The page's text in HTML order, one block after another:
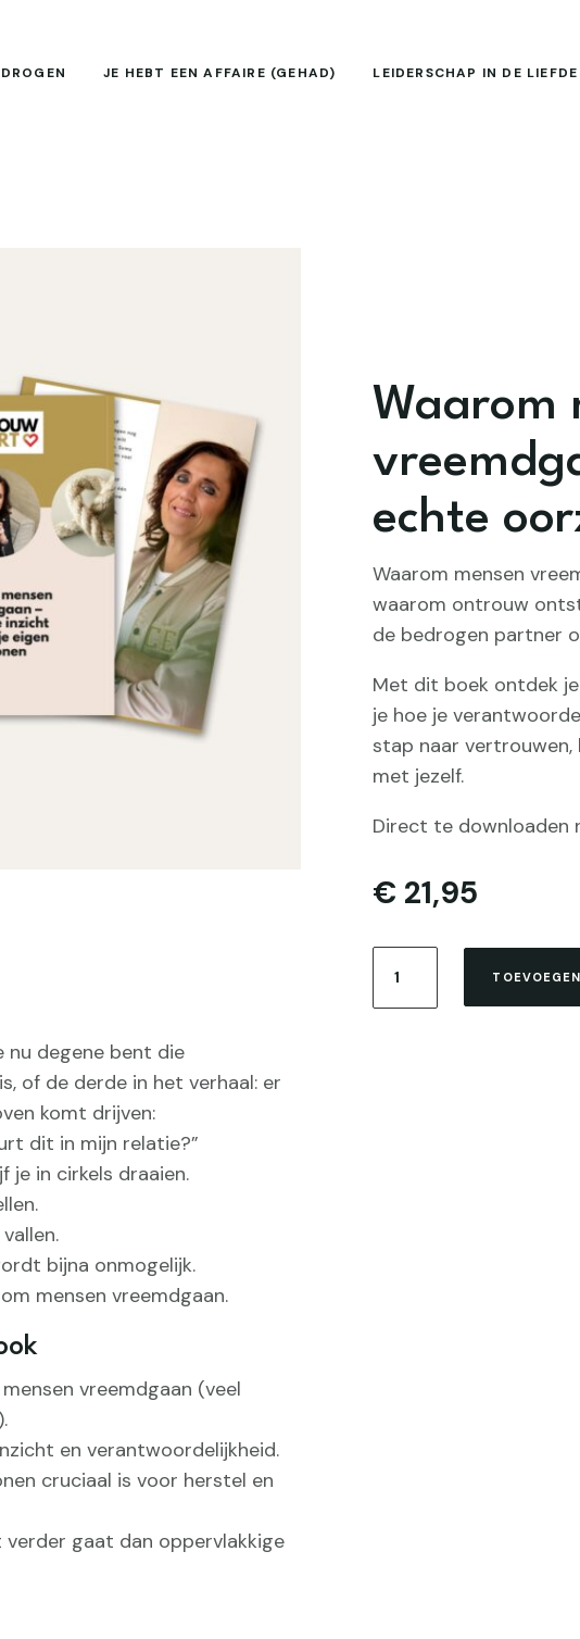
JE HEBT EEN AFFAIRE (GEHAD) LEIDERSCHAP IN DE LIEFDE
Waarom
echte
Waarom mensen
waarom ontrouw
de bedrogen partner
Met dit boek ontdek
je hoe je
stap naar
met jezelf.
Direct te downloaden
€ 21,95
mensen
vreemdgaan
nu degene bent die
of de derde in het verhaal: er
komt drijven:
dit in mijn relatie?”
je in cirkels draaien.
bijna onmogelijk.
mensen vreemdgaan.
vreemdgaan (veel
en verantwoordelijkheid.
cruciaal is voor herstel en
gaat dan oppervlakkige